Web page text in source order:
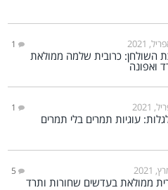
1
השולחן: כרובית שלמה ממולאת
ואפונה
1
עוגיות תמרים בלי תמרים
5
ממולאת בעדשים שחורות ותרד